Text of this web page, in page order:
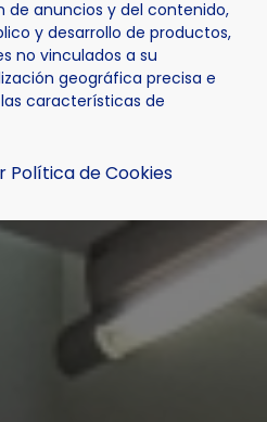
de anuncios y del contenido,
y desarrollo de productos,
no vinculados a su
geográfica precisa e
características de
Política de Cookies